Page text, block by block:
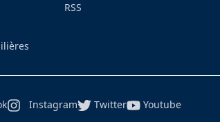
RSS
Instagram Twitter Youtube